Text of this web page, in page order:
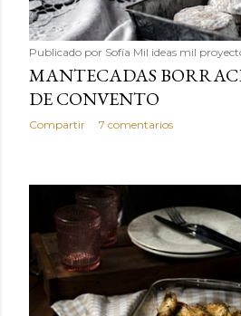
Publicado por Sofía Mil ideas mil
MANTECADAS
DE CONVENTO
Compartir 7 comentarios